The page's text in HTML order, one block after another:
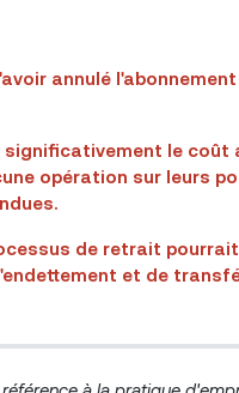
annulé
le coût
opération sur leurs
de retrait
et de